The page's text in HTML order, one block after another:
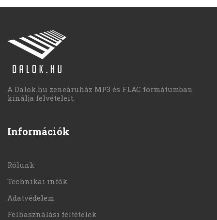
A Dalok.hu zeneáruház MP3 és FLAC formátumban
kínálja felvételeit.
Információk
Rólunk
Technikai infók
Adatvédelem
Felhasználási feltételek